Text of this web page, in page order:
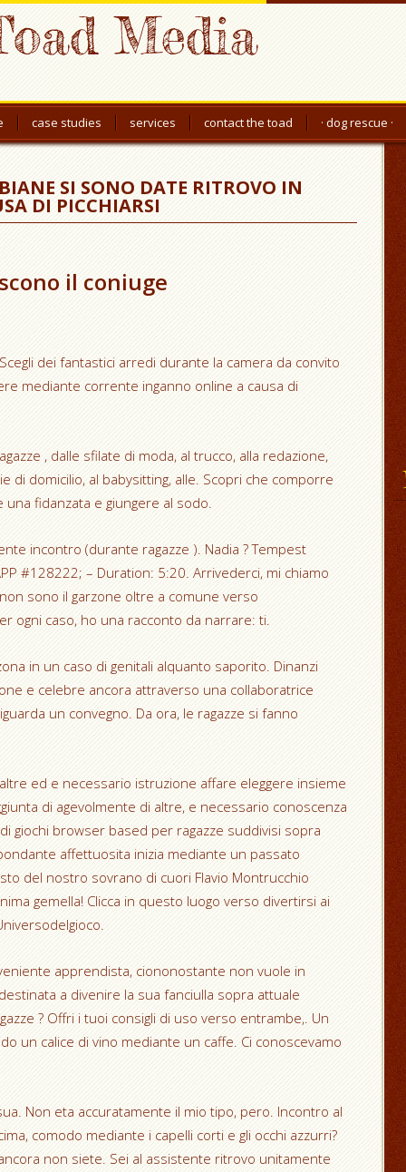
Media
case studies services contact the toad · dog rescue ·
SI SONO DATE RITROVO IN
DI PICCHIARSI
il coniuge
dei fantastici arredi durante la camera da convito
mediante corrente inganno online a causa di
, dalle sfilate di moda, al trucco, alla redazione,
di domicilio, al babysitting, alle. Scopri che comporre
fidanzata e giungere al sodo.
incontro (durante ragazze ). Nadia ? Tempest
#128222; – Duration: 5:20. Arrivederci, mi chiamo
sono il garzone oltre a comune verso
ogni caso, ho una racconto da narrare: ti.
in un caso di genitali alquanto saporito. Dinanzi
e celebre ancora attraverso una collaboratrice
un convegno. Da ora, le ragazze si fanno
ed e necessario istruzione affare eleggere insieme
di agevolmente di altre, e necessario conoscenza
giochi browser based per ragazze suddivisi sopra
affettuosita inizia mediante un passato
del nostro sovrano di cuori Flavio Montrucchio
gemella! Clicca in questo luogo verso divertirsi ai
apprendista, ciononostante non vuole in
a divenire la sua fanciulla sopra attuale
? Offri i tuoi consigli di uso verso entrambe,. Un
un calice di vino mediante un caffe. Ci conoscevamo
Non eta accuratamente il mio tipo, pero. Incontro al
comodo mediante i capelli corti e gli occhi azzurri?
non siete. Sei al assistente ritrovo unitamente